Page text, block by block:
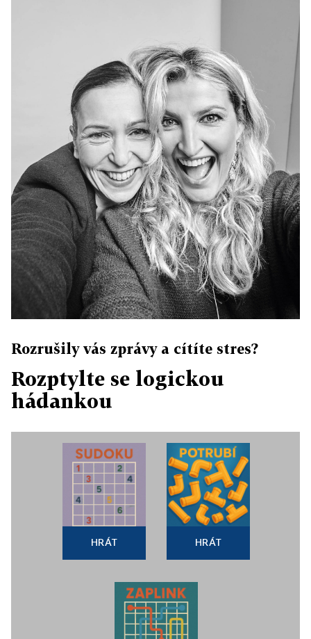
Rozrušily vás zprávy a cítíte stres?
Rozptylte se logickou
hádankou
HRÁT HRÁT